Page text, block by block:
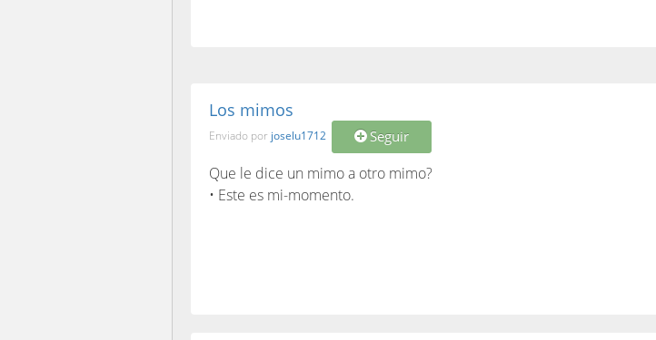
Los mimos
Enviado por joselu1712 Seguir
Que le dice un mimo a otro mimo?
• Este es mi-momento.